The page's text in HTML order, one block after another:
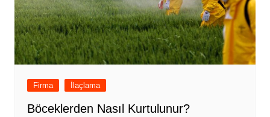
Firma İlaçlama
Böceklerden Nasıl Kurtulunur?